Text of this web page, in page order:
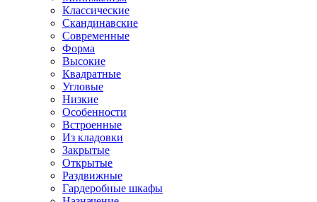
Классические
Скандинавские
Современные
Форма
Высокие
Квадратные
Угловые
Низкие
Особенности
Встроенные
Из кладовки
Закрытые
Открытые
Раздвижные
Гардеробные шкафы